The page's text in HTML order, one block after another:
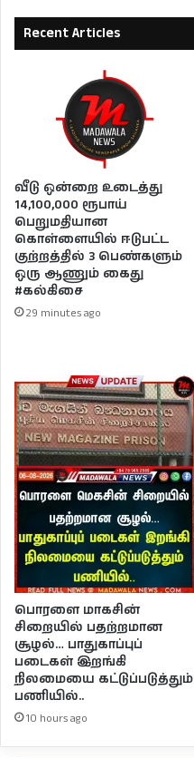
Recent Articles
வீடு ஒன்றை உடைத்து
14,100,000 ரூபாய்
பெறுமதியான
கொள்ளையில் ஈடுபட்ட
குற்றத்தில் 3 பெண்களும்
ஒரு ஆணும் கைது
#கல்கிசை
29 minutes ago
பொரளை மாகசின்
சிறையில் பதற்றமான
சூழல்… பாதுகாப்புப்
படைகள் இறங்கி
நிலமையை கட்டுப்படுத்தும்
பணியில்..
10 hours ago